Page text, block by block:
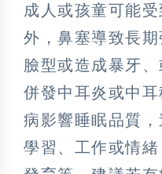
成人或孩童可能
外，鼻塞導致長
臉型或造成暴牙
併發中耳炎或中
病影響睡眠品質
學習、工作或情